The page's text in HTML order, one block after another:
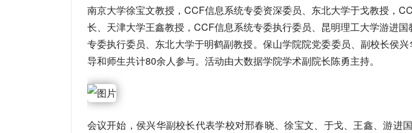
南京大学徐宝文教授，CCF信息系统专委资深委员、东北大学于戈教授，
长、天津大学王鑫教授，CCF信息系统专委执行委员、昆明理工大学游进
专委执行委员、东北大学于明鹤副教授。保山学院院党委委员、副校长侯
导和师生共计80余人参与。活动由大数据学院学术副院长陈勇主持。
会议开始，侯兴华副校长代表学校对邢春晓、徐宝文、于戈、王鑫、游进